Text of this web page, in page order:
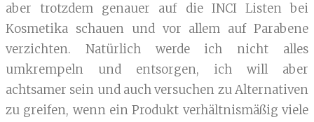
aber trotzdem genauer auf die INCI Listen bei
Kosmetika schauen und vor allem auf Parabene
verzichten. Natürlich werde ich nicht alles
umkrempeln und entsorgen, ich will aber
achtsamer sein und auch versuchen zu Alternativen
zu greifen, wenn ein Produkt verhältnismäßig viele